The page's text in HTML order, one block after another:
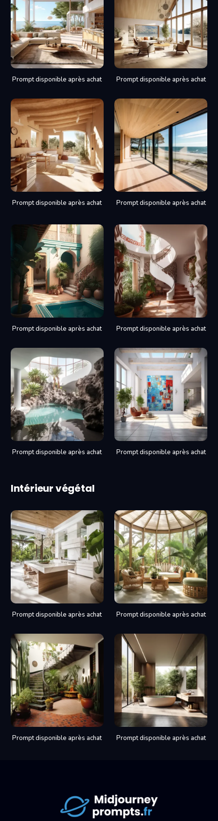
Prompt disponible après achat Prompt disponible après achat
Prompt disponible après achat Prompt disponible après achat
Prompt disponible après achat Prompt disponible après achat
Prompt disponible après achat Prompt disponible après achat
Intérieur végétal
Prompt disponible après achat Prompt disponible après achat
Prompt disponible après achat Prompt disponible après achat